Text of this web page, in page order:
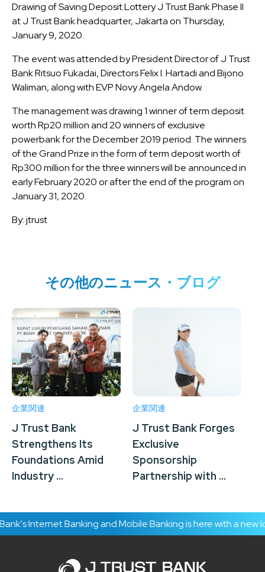
Drawing of Saving Deposit Lottery J Trust Bank Phase II
at J Trust Bank headquarter, Jakarta on Thursday,
January 9, 2020.
The event was attended by President Director of J Trust
Bank Ritsuo Fukadai, Directors Felix I. Hartadi and Bijono
Waliman, along with EVP Novy Angela Andow.
The management was drawing 1 winner of term deposit
worth Rp20 million and 20 winners of exclusive
powerbank for the December 2019 period. The winners
of the Grand Prize in the form of term deposit worth of
Rp300 million for the three winners will be announced in
early February 2020 or after the end of the program on
January 31, 2020.
By: jtrust
その他のニュース・ブログ
企業関連
J Trust Bank
Strengthens Its
Foundations Amid
Industry ...
企業関連
J Trust Bank Forges
Exclusive
Sponsorship
Partnership with ...
Internet Banking and Mobile Banking is here with a new